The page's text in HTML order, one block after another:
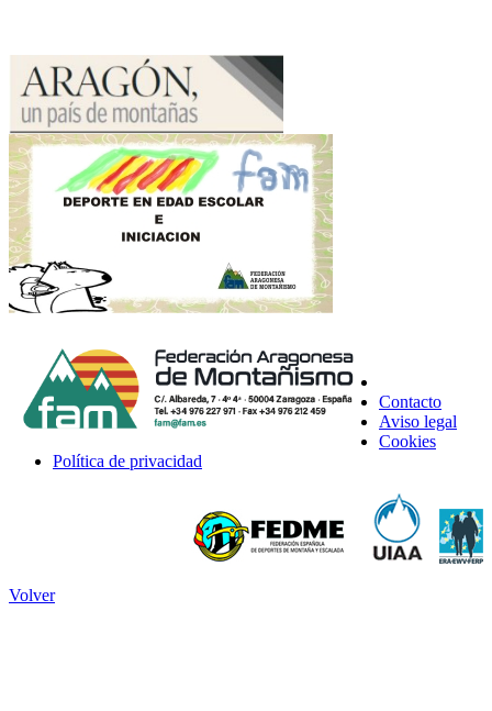
Contacto
Aviso legal
Cookies
Política de privacidad
Volver